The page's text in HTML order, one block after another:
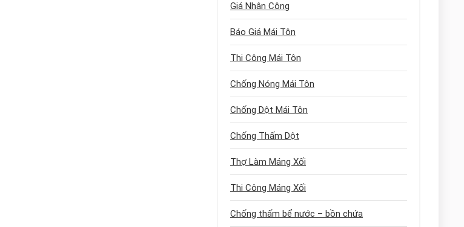
Giá Nhân Công
Báo Giá Mái Tôn
Thi Công Mái Tôn
Chống Nóng Mái Tôn
Chống Dột Mái Tôn
Chống Thấm Dột
Thợ Làm Máng Xối
Thi Công Máng Xối
Chống thấm bể nước – bồn chứa